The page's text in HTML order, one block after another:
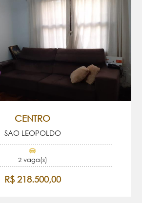
CENTRO
SAO LEOPOLDO
2 vaga(s)
R$ 218.500,00